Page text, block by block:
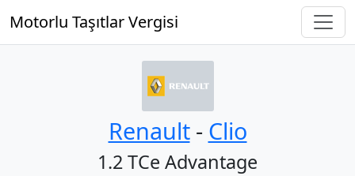
Motorlu Taşıtlar Vergisi
Renault‐ Clio
1.2 TCe Advantage